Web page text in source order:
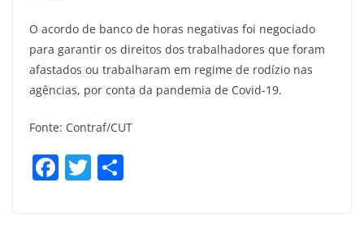
O acordo de banco de horas negativas foi negociado
para garantir os direitos dos trabalhadores que foram
afastados ou trabalharam em regime de rodízio nas
agências, por conta da pandemia de Covid-19.
Fonte: Contraf/CUT
F T